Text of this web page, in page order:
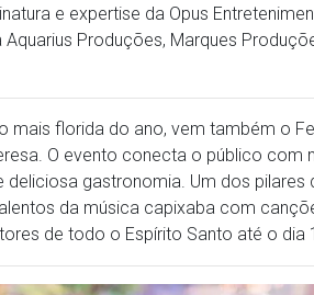
e expertise da Opus
Produções, Marques
mais florida do ano, vem também o
O evento conecta o público com
gastronomia. Um dos pilares
da música capixaba com
de todo o Espírito Santo até o dia